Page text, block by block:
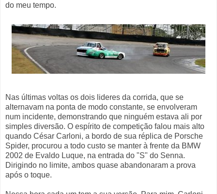
do meu tempo.
Nas últimas voltas os dois lideres da corrida, que se
alternavam na ponta de modo constante, se envolveram
num incidente, demonstrando que ninguém estava ali por
simples diversão. O espírito de competição falou mais alto
quando César Carloni, a bordo de sua réplica de Porsche
Spider, procurou a todo custo se manter à frente da BMW
2002 de Evaldo Luque, na entrada do "S" do Senna.
Dirigindo no limite, ambos quase abandonaram a prova
após o toque.